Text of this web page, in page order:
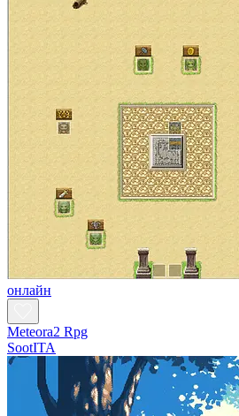
онлайн
Meteora2 Rpg
SootITA